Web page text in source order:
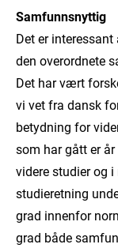
Samfunnsnyttig
Det er interessant
den overordnete
Det har vært
vi vet fra dansk
betydning for
som har gått er
videre studier og
studieretning
grad innenfor
grad både